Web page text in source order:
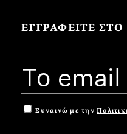
ΕΓΓΡΑΦΕΙΤΕ ΣΤΟ
Συναινώ με την